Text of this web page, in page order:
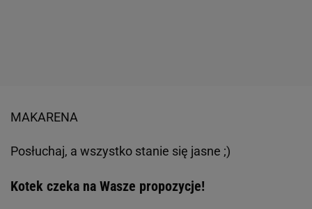
MAKARENA
Posłuchaj, a wszystko stanie się jasne ;)
Kotek czeka na Wasze propozycje!